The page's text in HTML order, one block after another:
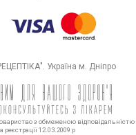
Україна м. Дніпро
з обмеженою відповідальністю
12.03.2009 р